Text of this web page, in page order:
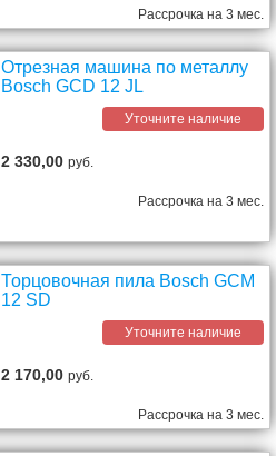
Рассрочка на 3 мес.
Отрезная машина по металлу
Bosch GCD 12 JL
Уточните наличие
2 330,00руб.
Рассрочка на 3 мес.
Торцовочная пила Bosch GCM
12 SD
Уточните наличие
2 170,00руб.
Рассрочка на 3 мес.